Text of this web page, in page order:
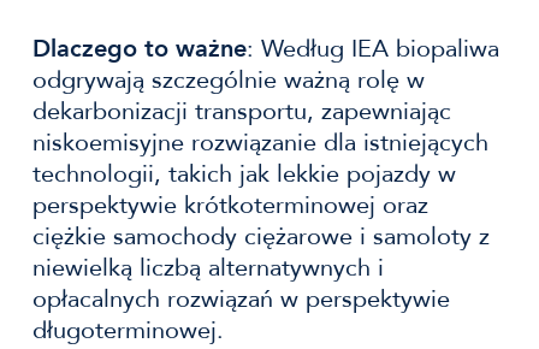
Dlaczego to ważne: Według IEA biopaliwa
odgrywają szczególnie ważną rolę w
dekarbonizacji transportu, zapewniając
niskoemisyjne rozwiązanie dla istniejących
technologii, takich jak lekkie pojazdy w
perspektywie krótkoterminowej oraz
ciężkie samochody ciężarowe i samoloty z
niewielką liczbą alternatywnych i
opłacalnych rozwiązań w perspektywie
długoterminowej.